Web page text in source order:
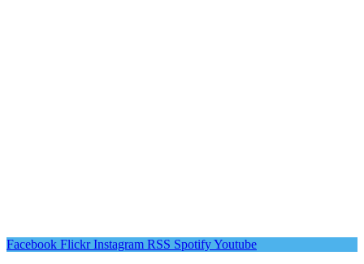
Facebook Flickr Instagram RSS SpotifyYoutube